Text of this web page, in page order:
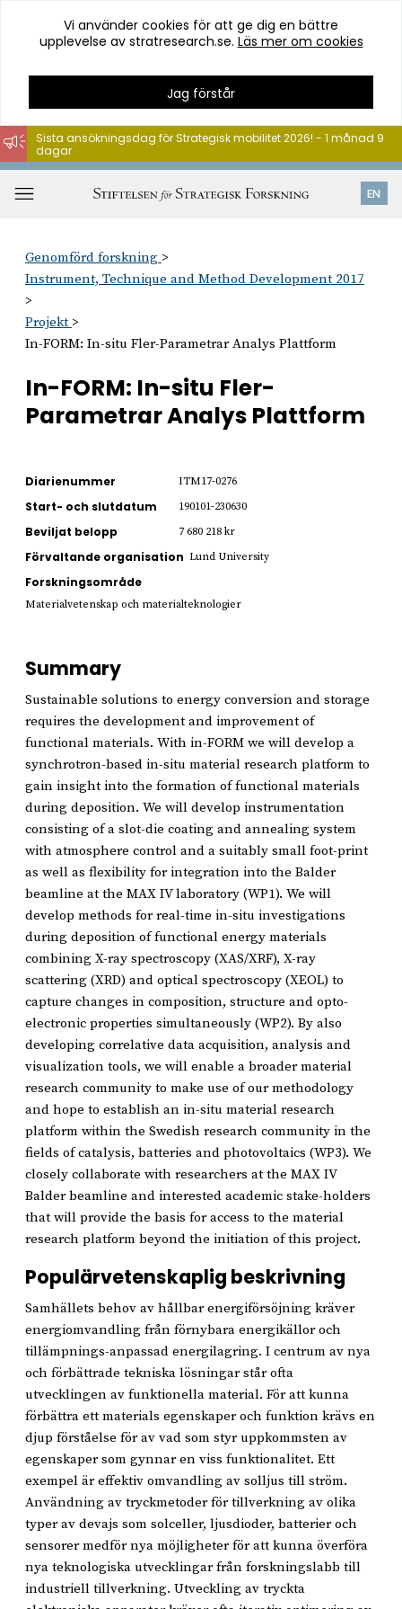
Hoppa
till
innehåll
Vi använder cookies för att ge dig en bättre
upplevelse av stratresearch.se. Läs mer om cookies
Jag förstår
EN
Sista ansökningsdag för Strategisk mobilitet 2026! - 1 månad 9
dagar
Genomförd forskning
Instrument, Technique and Method Development 2017
Projekt
In-FORM: In-situ Fler-Parametrar Analys Plattform
In-FORM: In-situ Fler-
Parametrar Analys Plattform
Diarienummer ITM17-0276
Start- och slutdatum 190101-230630
Beviljat belopp 7 680 218 kr
Förvaltande organisation Lund University
Forskningsområde
Materialvetenskap och materialteknologier
Summary
Sustainable solutions to energy conversion and storage
requires the development and improvement of
functional materials. With in-FORM we will develop a
synchrotron-based in-situ material research platform to
gain insight into the formation of functional materials
during deposition. We will develop instrumentation
consisting of a slot-die coating and annealing system
with atmosphere control and a suitably small foot-print
as well as flexibility for integration into the Balder
beamline at the MAX IV laboratory (WP1). We will
develop methods for real-time in-situ investigations
during deposition of functional energy materials
combining X-ray spectroscopy (XAS/XRF), X-ray
scattering (XRD) and optical spectroscopy (XEOL) to
capture changes in composition, structure and opto-
electronic properties simultaneously (WP2). By also
developing correlative data acquisition, analysis and
visualization tools, we will enable a broader material
research community to make use of our methodology
and hope to establish an in-situ material research
platform within the Swedish research community in the
fields of catalysis, batteries and photovoltaics (WP3). We
closely collaborate with researchers at the MAX IV
Balder beamline and interested academic stake-holders
that will provide the basis for access to the material
research platform beyond the initiation of this project.
Populärvetenskaplig beskrivning
Samhällets behov av hållbar energiförsöjning kräver
energiomvandling från förnybara energikällor och
tillämpnings-anpassad energilagring. I centrum av nya
och förbättrade tekniska lösningar står ofta
utvecklingen av funktionella material. För att kunna
förbättra ett materials egenskaper och funktion krävs en
djup förståelse för av vad som styr uppkommsten av
egenskaper som gynnar en viss funktionalitet. Ett
exempel är effektiv omvandling av solljus till ström.
Användning av tryckmetoder för tillverkning av olika
typer av devajs som solceller, ljusdioder, batterier och
sensorer medför nya möjligheter för att kunna överföra
nya teknologiska utvecklingar från forskningslabb till
industriell tillverkning. Utveckling av tryckta